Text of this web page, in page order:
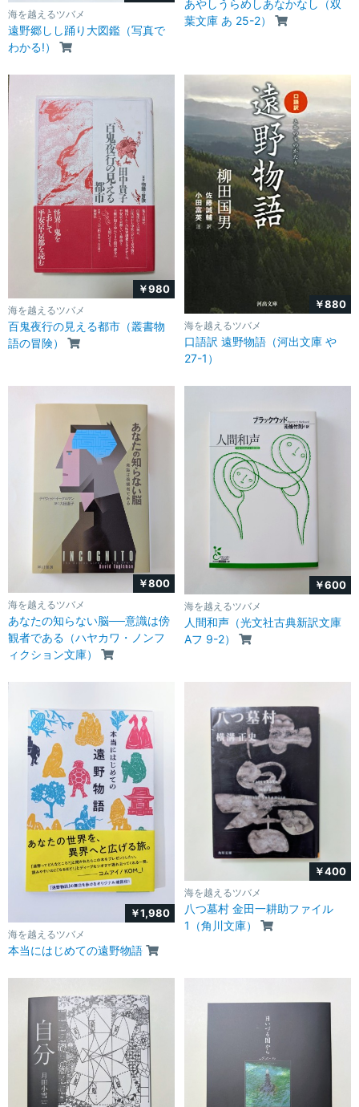
海を越えるツバメ
遠野郷しし踊り大図鑑（写真で
わかる!）
あやしうらめしあなかなし（双
葉文庫 あ 25-2）
￥980
海を越えるツバメ
百鬼夜行の見える都市（叢書物
語の冒険）
￥880
海を越えるツバメ
口語訳 遠野物語（河出文庫 や
27-1）
￥800
海を越えるツバメ
あなたの知らない脳──意識は傍
観者である（ハヤカワ・ノンフ
ィクション文庫）
￥600
海を越えるツバメ
人間和声（光文社古典新訳文庫
Aフ 9-2）
￥1,980
海を越えるツバメ
本当にはじめての遠野物語
￥400
海を越えるツバメ
八つ墓村 金田一耕助ファイル
1（角川文庫）